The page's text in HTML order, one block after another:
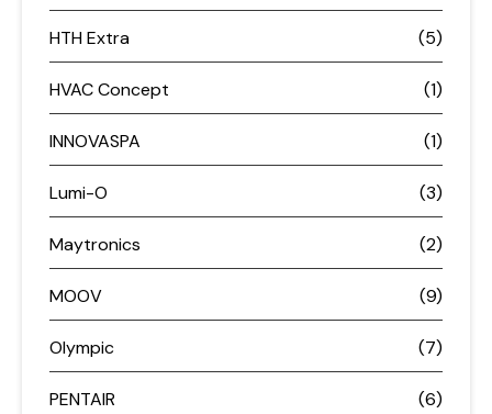
HTH Extra (5)
HVAC Concept (1)
INNOVASPA (1)
Lumi-O (3)
Maytronics (2)
MOOV (9)
Olympic (7)
PENTAIR (6)